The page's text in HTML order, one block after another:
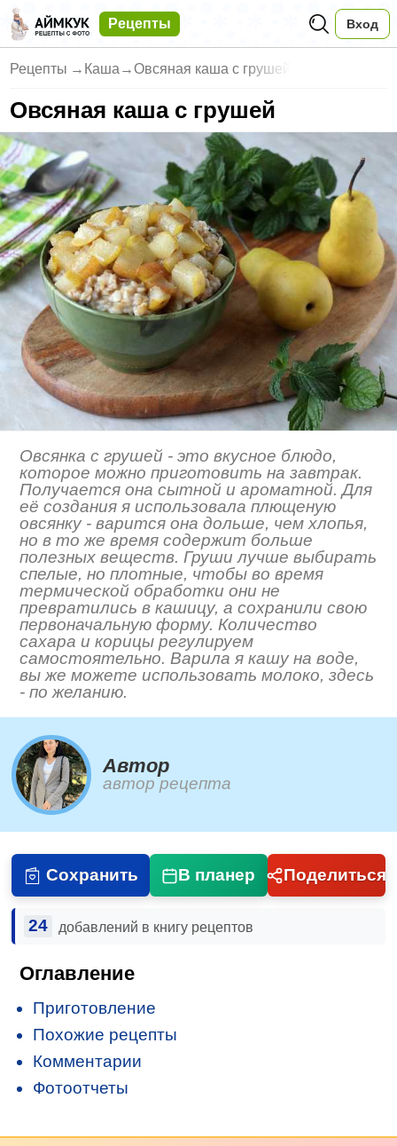
Рецепты Вход
Рецепты → Каша →Овсяная каша с грушей
Овсяная каша с грушей
Овсянка с грушей - это вкусное блюдо,
которое можно приготовить на завтрак.
Получается она сытной и ароматной. Для
её создания я использовала плющеную
овсянку - варится она дольше, чем хлопья,
но в то же время содержит больше
полезных веществ. Груши лучше выбирать
спелые, но плотные, чтобы во время
термической обработки они не
превратились в кашицу, а сохранили свою
первоначальную форму. Количество
сахара и корицы регулируем
самостоятельно. Варила я кашу на воде,
вы же можете использовать молоко, здесь
- по желанию.
Автор
автор рецепта
Сохранить В планер Поделиться
24 добавлений в книгу рецептов
Оглавление
Приготовление
Похожие рецепты
Комментарии
Фотоотчеты